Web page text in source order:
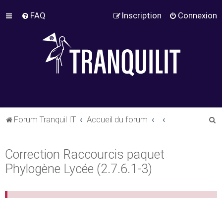
FAQ Connexion
Inscription
Forum Tranquil IT Accueil du forum
Correction Raccourcis paquet
Phylogène Lycée (2.7.6.1-3)